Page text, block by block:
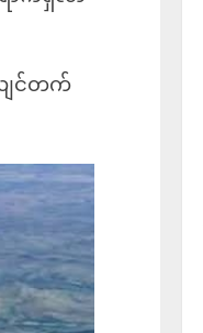
ျင်တက်